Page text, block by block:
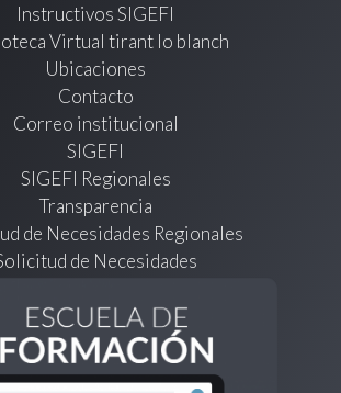
Instructivos SIGEFI
Virtual tirant lo blanch
Ubicaciones
Contacto
Correo institucional
SIGEFI
SIGEFI Regionales
Transparencia
de Necesidades Regionales
de Necesidades